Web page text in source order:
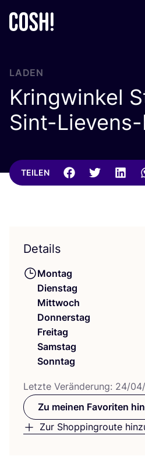
LADEN
Kringwinkel
Sint-
TEILEN
Details
Montag
Dienstag
Mittwoch
Donnerstag
Freitag
Samstag
Sonntag
Letz­te Ver­än­de­rung: 24/04/
Zu meinen Favoriten
Zu
Zur Shoppingroute